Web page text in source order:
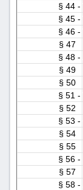
§ 44 -
§ 45 -
§ 46 -
§ 47
§ 48 -
§ 49
§ 50
§ 51 -
§ 52
§ 53 -
§ 54
§ 55
§ 56 -
§ 57
§ 58 -